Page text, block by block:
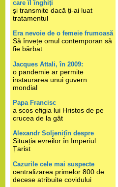
care îl înghiți
și transmite dacă ți-ai luat
tratamentul
Era nevoie de o femeie frumoasă
Să învețe omul contemporan să
fie bărbat
Jacques Attali, în 2009:
o pandemie ar permite
instaurarea unui guvern
mondial
Papa Francisc
a scos efigia lui Hristos de pe
crucea de la gât
Alexandr Soljenițîn despre
Situația evreilor în Imperiul
Țarist
Cazurile cele mai suspecte
centralizarea primelor 800 de
decese atribuite covidului